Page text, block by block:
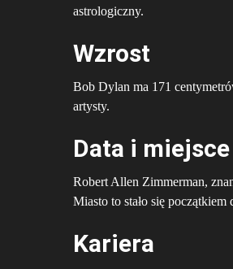
astrologiczny.
Wzrost
Bob Dylan ma 171
artysty.
Data i
Robert Allen Zimmerman,
Miasto to stało się
Kariera